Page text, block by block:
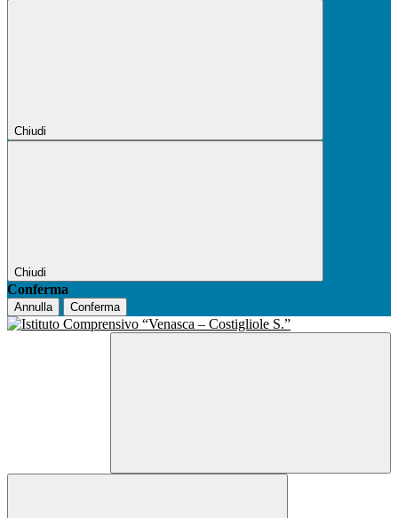
Chiudi
Chiudi
Conferma
Annulla Conferma